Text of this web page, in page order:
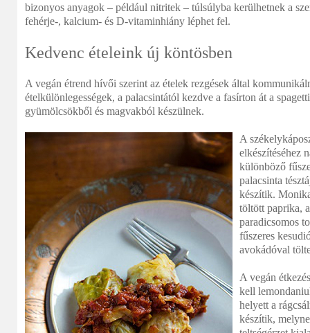
bizonyos anyagok – például nitritek – túlsúlyba kerülhetnek a
fehérje-, kalcium- és D-vitaminhiány léphet fel.
Kedvenc ételeink új köntösben
A vegán étrend hívői szerint az ételek rezgések által
ételkülönlegességek, a palacsintától kezdve a fasírton át a
gyümölcsökből és magvakból készülnek.
A
elkészítéséhez
különböző
palacsinta
készítik.
töltött paprika,
paradicsomos
fűszeres
avokádóval
A vegán
kell
helyett a
készítik,